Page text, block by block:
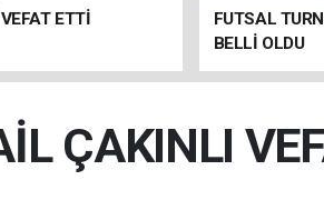
ETTİ
FUTSAL
BELLİ OLDU
ÇAKINLI